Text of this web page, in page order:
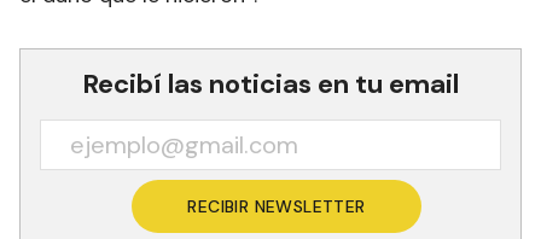
Recibí las noticias en tu email
RECIBIR NEWSLETTER